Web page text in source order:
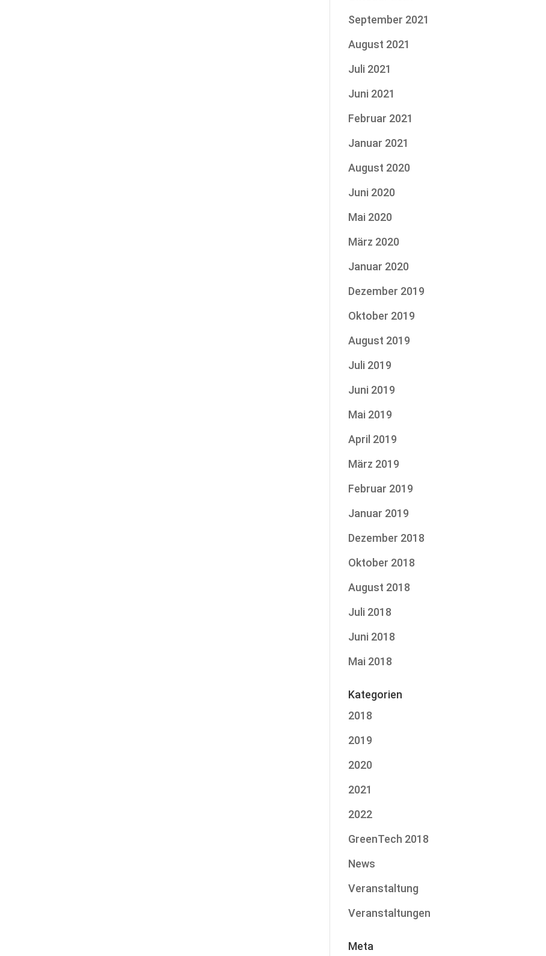
September 2021
August 2021
Juli 2021
Juni 2021
Februar 2021
Januar 2021
August 2020
Juni 2020
Mai 2020
März 2020
Januar 2020
Dezember 2019
Oktober 2019
August 2019
Juli 2019
Juni 2019
Mai 2019
April 2019
März 2019
Februar 2019
Januar 2019
Dezember 2018
Oktober 2018
August 2018
Juli 2018
Juni 2018
Mai 2018
Kategorien
2018
2019
2020
2021
2022
GreenTech 2018
News
Veranstaltung
Veranstaltungen
Meta